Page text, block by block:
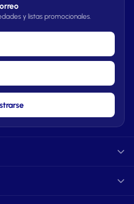
y listas promocionales.